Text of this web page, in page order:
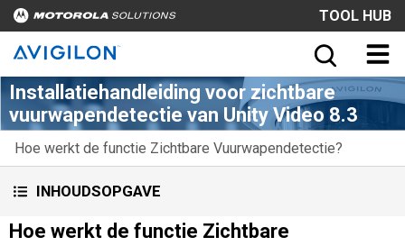
TOOL HUB
Installatiehandleiding voor zichtbare
vuurwapendetectie van Unity Video 8.3
Hoe werkt de functie Zichtbare Vuurwapendetectie?
INHOUDSOPGAVE
Hoe werkt de functie Zichtbare